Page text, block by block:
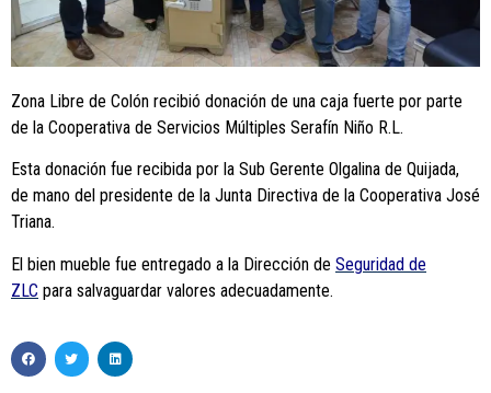
Zona Libre de Colón recibió donación de una caja fuerte por parte
de la Cooperativa de Servicios Múltiples Serafín Niño R.L.
Esta donación fue recibida por la Sub Gerente Olgalina de Quijada,
de mano del presidente de la Junta Directiva de la Cooperativa José
Triana.
El bien mueble fue entregado a la Dirección de Seguridad de
ZLC para salvaguardar valores adecuadamente.